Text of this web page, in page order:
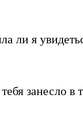
ли я
занесло в